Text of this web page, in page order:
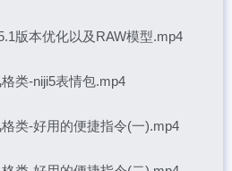
版本优化以及RAW模型.mp4
类-niji5表情包.mp4
类-好用的便捷指令(一).mp4